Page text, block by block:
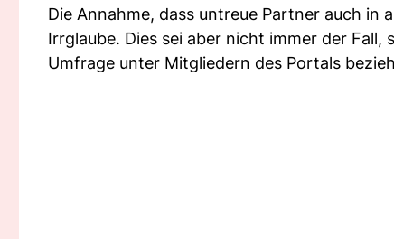
Die Annahme, dass untreue Partner auch in
Irrglaube. Dies sei aber nicht immer der
Umfrage unter Mitgliedern des Portals